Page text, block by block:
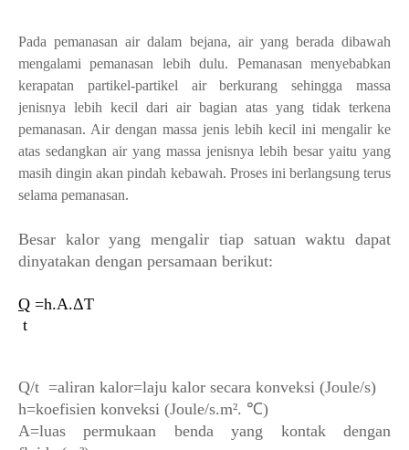
Pada pemanasan air dalam bejana, air yang berada dibawah
mengalami pemanasan lebih dulu. Pemanasan menyebabkan
kerapatan partikel-partikel air berkurang sehingga massa
jenisnya lebih kecil dari air bagian atas yang tidak terkena
pemanasan. Air dengan massa jenis lebih kecil ini mengalir ke
atas sedangkan air yang massa jenisnya lebih besar yaitu yang
masih dingin akan pindah kebawah. Proses ini berlangsung terus
selama pemanasan.
Besar kalor yang mengalir tiap satuan waktu dapat
dinyatakan dengan persamaan berikut:
Q =h.A.ΔT
t
Q/t =aliran kalor=laju kalor secara konveksi (Joule/s)
h=koefisien konveksi (Joule/s.m². ℃)
A=luas permukaan benda yang kontak dengan